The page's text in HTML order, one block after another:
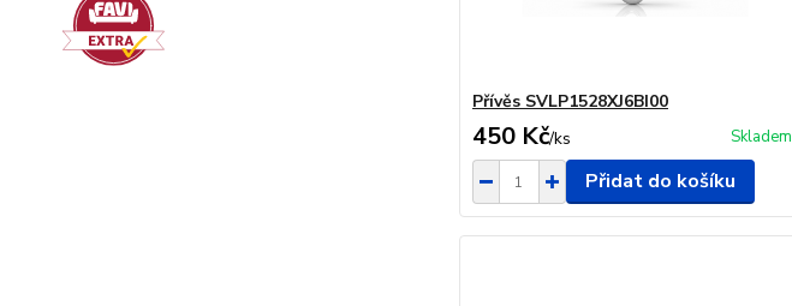
Přívěs SVLP1528XJ6BI00
450 Kč/ks Skladem
Přidat do košíku